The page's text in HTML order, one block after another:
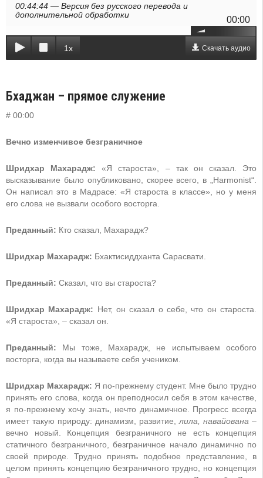
00:44:44 — Версия без русского перевода и
дополнительной обработки
00:00
1x Скачать аудио
Бхаджан – прямое служение
# 00:00
Вечно изменчивое безграничное
Шридхар Махарадж:«Я староста», – так он сказал. Это
высказывание было опубликовано, скорее всего, в „Harmonist“.
Он написал это в Мадрасе: «Я староста в классе», но у меня
его слова не вызвали особого восторга.
Преданный: Кто сказал, Махарадж?
Шридхар Махарадж: Бхактисиддханта Сарасвати.
Преданный: Сказал, что вы староста?
Шридхар Махарадж: Нет, он сказал о себе, что он староста.
«Я староста», – сказал он.
Преданный: Мы тоже, Махарадж, не испытываем особого
восторга, когда вы называете себя учеником.
Шридхар Махарадж: Я по-прежнему студент. Мне было трудно
принять его слова, когда он преподносил себя в этом качестве,
я по-прежнему хочу знать, нечто динамичное. Прогресс всегда
имеет такую природу: динамизм, развитие, лила, навайована –
вечно новый. Концепция безграничного не есть концепция
статичного безграничного, безграничное начало динамично по
своей природе. Трудно принять подобное представление, в
целом принять концепцию безграничного трудно, но концепция